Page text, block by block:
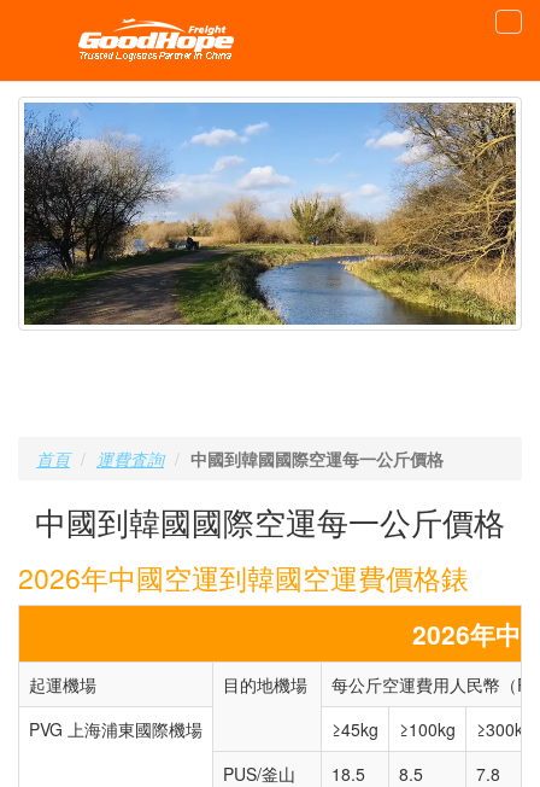
首頁 運費査詢 中國到韓國國際空運每一公斤價格
中國到韓國國際空運每一公斤價格
2026年中國空運到韓國空運費價格錶
2026年中
起運機場 目的地機場
每公斤空運費用人民幣（
PVG 上海浦東國際機場
≥45kg ≥100kg
≥300kg
PUS/釜山
18.5 8.5
7.8